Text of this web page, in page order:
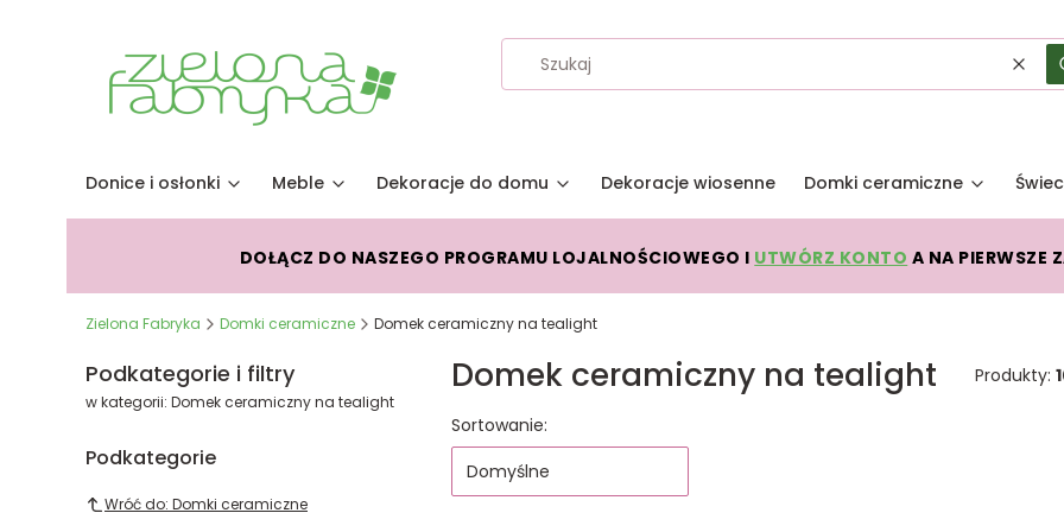
Donice i osłonki Meble Dekoracje do domu Dekoracje wiosenne Domki ceramiczne
DOŁĄCZ DO NASZEGO PROGRAMU LOJALNOŚCIOWEGO I UTWÓRZ KONTO A NA PIERWSZE
Zielona Fabryka Domki ceramiczne Domek ceramiczny na tealight
Podkategorie i filtry
w kategorii: Domek ceramiczny na tealight
Podkategorie
Wróć do: Domki ceramiczne
Domek ceramiczny na tealight Produkty:
Lista produktów
Sortowanie:
Domyślne